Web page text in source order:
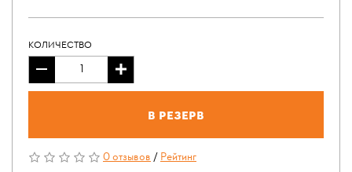
КОЛИЧЕСТВО
В резерв
0 отзывов/Рейтинг